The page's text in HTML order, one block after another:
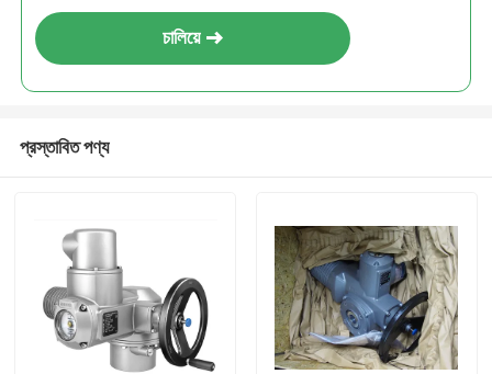
চালিয়ে
প্রস্তাবিত পণ্য